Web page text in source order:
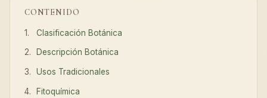
CONTENIDO
Clasificación Botánica
Descripción Botánica
Usos Tradicionales
Fitoquímica